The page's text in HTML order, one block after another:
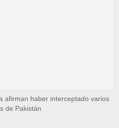
afirman haber interceptado varios
de Pakistán